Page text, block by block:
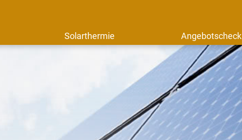
Solarthermie Angebotscheck